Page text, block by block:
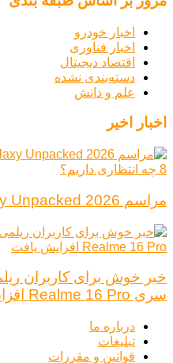
اخبار خودرو
اخبار فناوری
اقتصاد دیجیتال
دسته‌بندی نشده
علم و دانش
اخبار اخیر
مراسم Galaxy Unpacked 2026
خبر خوش برای کاربران
سری Realme 16 Pro افزایش یافت
درباره ما
تبلیغات
قوانین و مقررات